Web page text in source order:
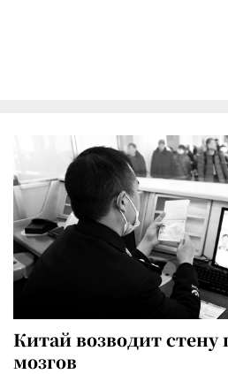
Китай возводит стену
мозгов